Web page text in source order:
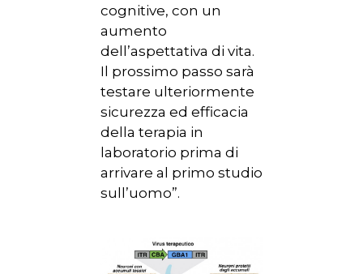
cognitive, con un
aumento
dell’aspettativa di vita.
Il prossimo passo sarà
testare ulteriormente
sicurezza ed efficacia
della terapia in
laboratorio prima di
arrivare al primo studio
sull’uomo”.